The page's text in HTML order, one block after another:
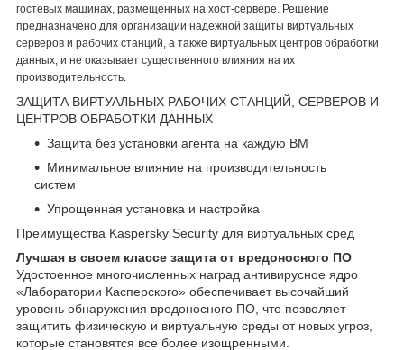
гостевых машинах, размещенных на хост-сервере. Решение
предназначено для организации надежной защиты виртуальных
серверов и рабочих станций, а также виртуальных центров обработки
данных, и не оказывает существенного влияния на их
производительность.
ЗАЩИТА ВИРТУАЛЬНЫХ РАБОЧИХ СТАНЦИЙ, СЕРВЕРОВ И
ЦЕНТРОВ ОБРАБОТКИ ДАННЫХ
Защита без установки агента на каждую ВМ
Минимальное влияние на производительность
систем
Упрощенная установка и настройка
Преимущества Kaspersky Security для виртуальных сред
Лучшая в своем классе защита от вредоносного ПО
Удостоенное многочисленных наград антивирусное ядро
«Лаборатории Касперского» обеспечивает высочайший
уровень обнаружения вредоносного ПО, что позволяет
защитить физическую и виртуальную среды от новых угроз,
которые становятся все более изощренными.